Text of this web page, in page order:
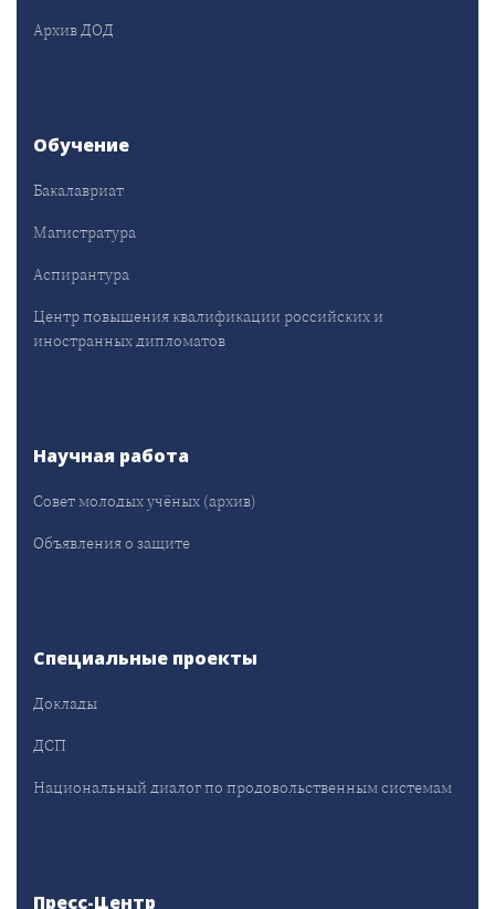
Архив ДОД
Обучение
Бакалавриат
Магистратура
Аспирантура
Центр повышения квалификации российских и
иностранных дипломатов
Научная работа
Совет молодых учёных (архив)
Объявления о защите
Специальные проекты
Доклады
ДСП
Национальный диалог по продовольственным системам
Пресс-Центр